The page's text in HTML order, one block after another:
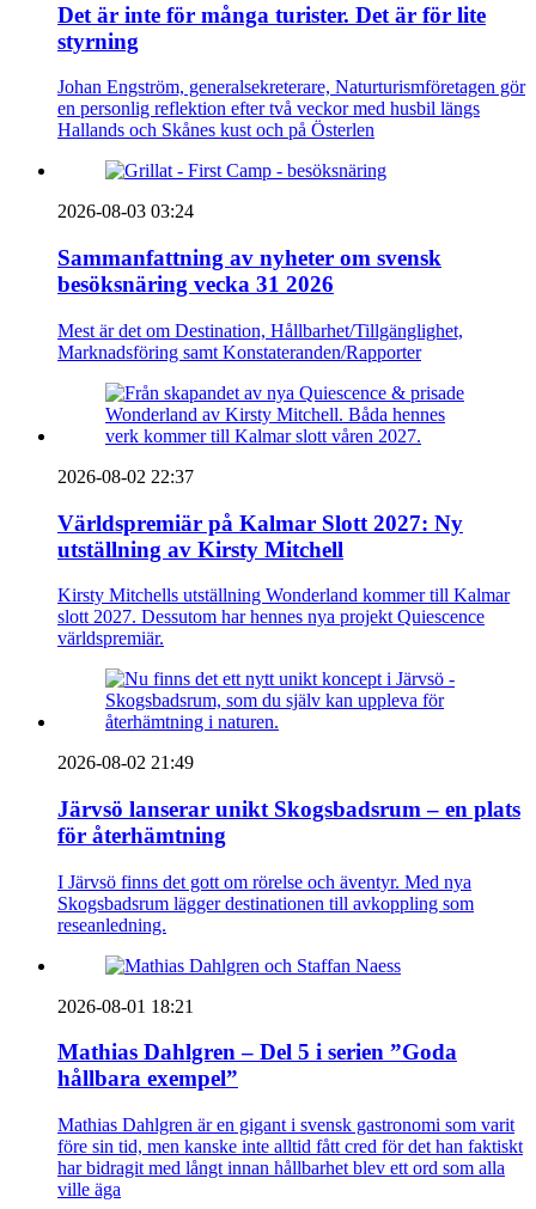
Det är inte för många turister. Det är för lite
styrning
Johan Engström, generalsekreterare, Naturturismföretagen gör
en personlig reflektion efter två veckor med husbil längs
Hallands och Skånes kust och på Österlen
2026-08-03 03:24
Sammanfattning av nyheter om svensk
besöksnäring vecka 31 2026
Mest är det om Destination, Hållbarhet/Tillgänglighet,
Marknadsföring samt Konstateranden/Rapporter
2026-08-02 22:37
Världspremiär på Kalmar Slott 2027: Ny
utställning av Kirsty Mitchell
Kirsty Mitchells utställning Wonderland kommer till Kalmar
slott 2027. Dessutom har hennes nya projekt Quiescence
världspremiär.
2026-08-02 21:49
Järvsö lanserar unikt Skogsbadsrum – en plats
för återhämtning
I Järvsö finns det gott om rörelse och äventyr. Med nya
Skogsbadsrum lägger destinationen till avkoppling som
reseanledning.
2026-08-01 18:21
Mathias Dahlgren – Del 5 i serien ”Goda
hållbara exempel”
Mathias Dahlgren är en gigant i svensk gastronomi som varit
före sin tid, men kanske inte alltid fått cred för det han faktiskt
har bidragit med långt innan hållbarhet blev ett ord som alla
ville äga